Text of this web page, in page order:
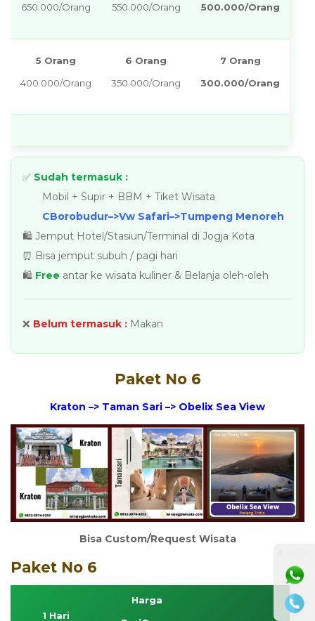
650.000/Orang
550.000/Orang
500.000/Orang
5 Orang
400.000/Orang
6 Orang
350.000/Orang
7 Orang
300.000/Orang
✅ Sudah termasuk :
Mobil + Supir + BBM + Tiket Wisata
CBorobudur–>Vw Safari–>Tumpeng Menoreh
🛍️ Jemput Hotel/Stasiun/Terminal di Jogja Kota
⏰ Bisa jemput subuh / pagi hari
🛍️ Free antar ke wisata kuliner & Belanja oleh-oleh
❌ Belum termasuk : Makan
Paket No 6
Kraton –> Taman Sari –> Obelix Sea View
Bisa Custom/Request Wisata
Paket No 6
1 Hari
Harga